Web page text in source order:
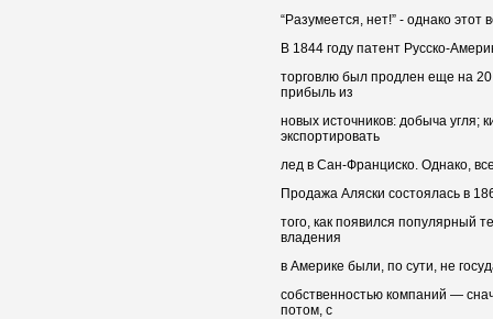
“Разумеется, нет!” - однако этот
В 1844 году патент Русско-
торговлю был продлен еще на
прибыль из
новых источников: добыча угля;
экспортировать
лед в Сан-Франциско. Однако,
Продажа Аляски состоялась в
того, как появился популярный
владения
в Америке были, по сути, не
собственностью компаний —
потом, с